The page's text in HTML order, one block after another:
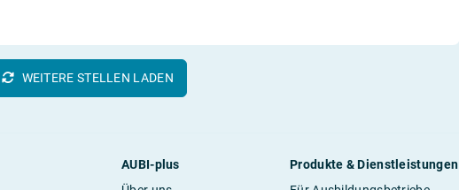
WEITERE STELLEN LADEN
AUBI-plus
Produkte & Dienstleistungen